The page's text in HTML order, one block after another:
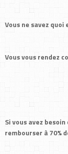
Vous ne savez quoi
Vousvousrendez
Si vous avez
rembourser à 70%